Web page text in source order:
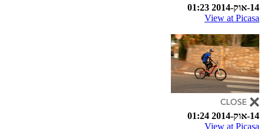
14-אוק-2014 01:23
View at Picasa
14-אוק-2014 01:24
View at Picasa